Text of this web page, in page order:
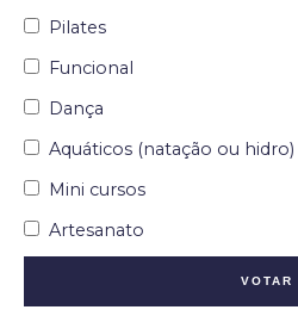
Pilates
Funcional
Dança
Aquáticos (natação ou hidro)
Mini cursos
Artesanato